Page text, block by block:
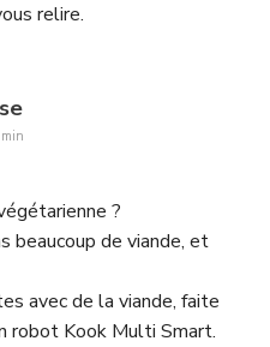
relire.
says:
?
beaucoup de viande, et
avec de la viande, faite
robot Kook Multi Smart.